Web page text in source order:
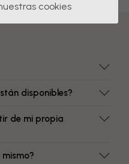
disponibles?
de mi propia
cookies